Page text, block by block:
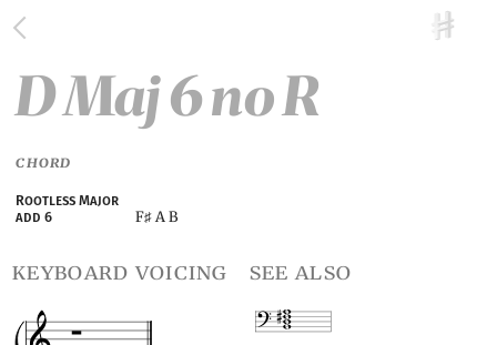
D Maj 6 no R
CHORD
Rootless Major
add 6
F♯ A B
keyboard voicing see also